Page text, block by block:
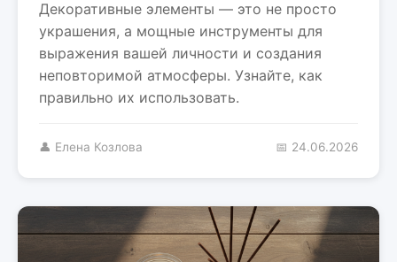
Декоративные элементы — это не просто
украшения, а мощные инструменты для
выражения вашей личности и создания
неповторимой атмосферы. Узнайте, как
правильно их использовать.
👤 Елена Козлова 📅 24.06.2026